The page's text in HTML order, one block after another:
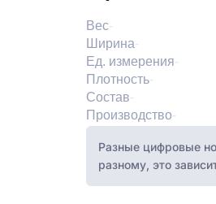
Вес
Ширина
Ед. измерения
Плотность
Состав
Производство
Разные цифровые
разному, это